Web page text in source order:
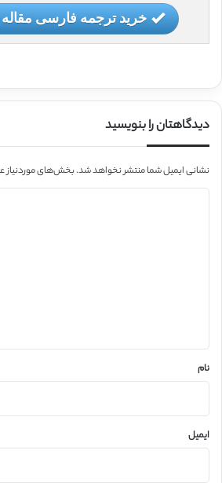
خرید ترجمه فارسی
دیدگاهتان را بنویسید
نشانی ایمیل شما منتشر نخواهد شد.بخش‌های موردنیاز
نام
ایمیل